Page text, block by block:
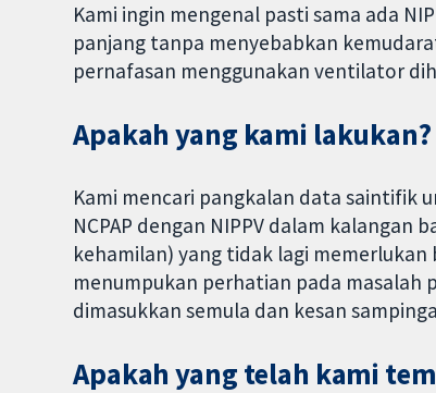
Kami ingin mengenal pasti sama ada
panjang tanpa menyebabkan
pernafasan menggunakan ventilator
Apakah yang kami lakukan?
Kami mencari pangkalan data saintifik
NCPAP dengan NIPPV dalam kalangan
kehamilan) yang tidak lagi
menumpukan perhatian pada
dimasukkan semula dan kesan
Apakah yang telah kami